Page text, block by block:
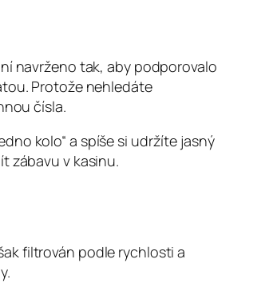
navrženo tak, aby podporovalo
Protože nehledáte
čísla.
kolo“ a spíše si udržíte jasný
zábavu v kasinu.
filtrován podle rychlosti a